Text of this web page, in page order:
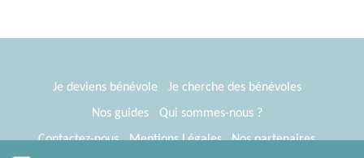
Je deviens bénévole
Je cherche des bénévoles
Nos guides
Qui sommes-nous ?
Contactez-nous
Mentions Légales Nos partenaires